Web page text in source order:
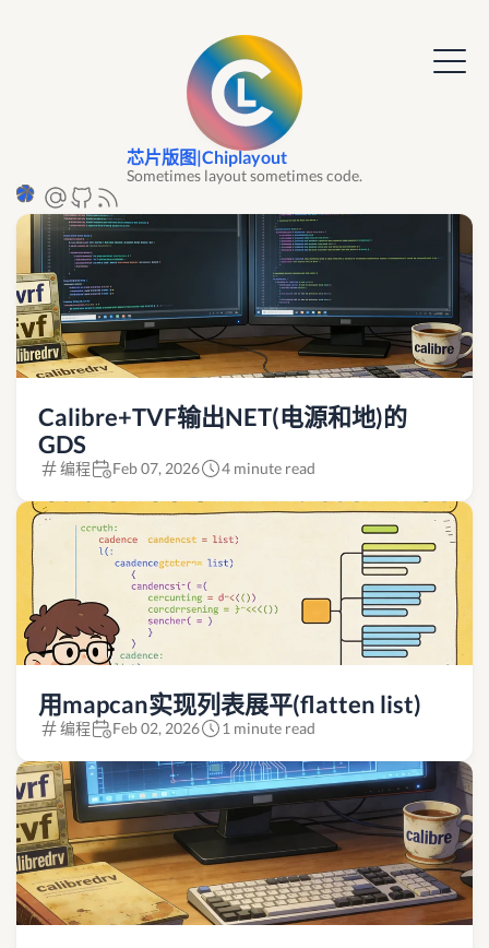
芯片版图|Chiplayout
Sometimes layout sometimes code.
Calibre+TVF输出NET(电源和地)的
GDS
编程 Feb 07, 2026 4 minute read
用mapcan实现列表展平(flatten list)
编程 Feb 02, 2026 1 minute read